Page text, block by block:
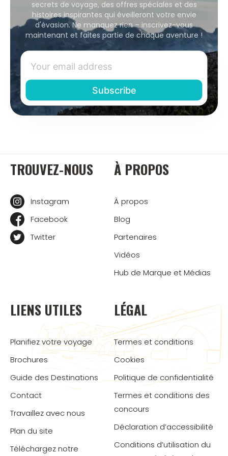
secrets de voyage, des offres spéciales et des
histoires inspirantes qui éveilleront votre envie
d'évasion. Ne manquez rien – inscrivez-vous
maintenant et faites partie de chaque aventure !
TROUVEZ-NOUS
Instagram
Facebook
Twitter
À PROPOS
À propos
Blog
Partenaires
Vidéos
Hub de Marque et Médias
LIENS UTILES
Planifiez votre voyage
Brochures
Guide des Destinations
Contact
Travaillez avec nous
Plan du site
Téléchargez notre
LÉGAL
Termes et conditions
Cookies
Politique de confidentialité
Termes et conditions des
concours
Déclaration d’accessibilité
Conditions d’utilisation du